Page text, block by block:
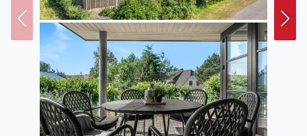
steht ein Grill zur Verfügung. Es ist ein Ladestecker für
Elektroautos installiert. Ladestecker Typ 2. Parkplatz
auf dem Grundstück.
Einrichtung
Das Ferienhaus eignet sich für 6 Personen. Die
Ferienunterkunft hat eine Wohnfläche von 147 m² und
wurde 2011 gebaut. Haustiere dürfen nicht